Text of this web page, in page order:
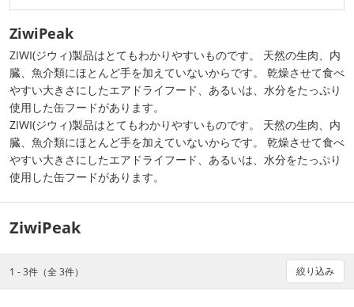
ZiwiPeak
ZIWI(ジウィ)製品はとてもわかりやすいものです。 天然の生肉、内
臓、魚介類にほとんど手を加えていないからです。 乾燥させて食べ
やすい大きさにしたエアドライフード、あるいは、水分をたっぷり
使用した缶フードがあります。
ZIWI(ジウィ)製品はとてもわかりやすいものです。 天然の生肉、内
臓、魚介類にほとんど手を加えていないからです。 乾燥させて食べ
やすい大きさにしたエアドライフード、あるいは、水分をたっぷり
使用した缶フードがあります。
ZiwiPeak
1 - 3件（全 3件） 絞り込み